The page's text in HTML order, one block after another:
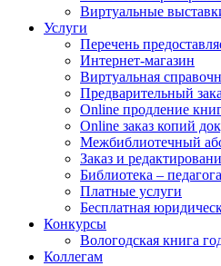
Виртуальные
Услуги
Перечень
Интернет-магазин
Виртуальная
Предварительный
Online продление
Online заказ копий
Межбиблиотечный
Заказ и
Библиотека –
Платные услуги
Бесплатная
Конкурсы
Вологодская книга
Коллегам